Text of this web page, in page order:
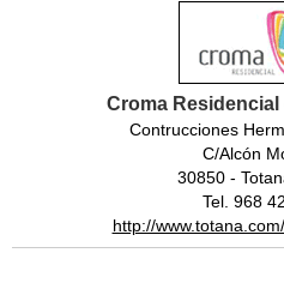
Croma Residencial
Contrucciones
C/Alcón
30850 -
Tel. 968
http://